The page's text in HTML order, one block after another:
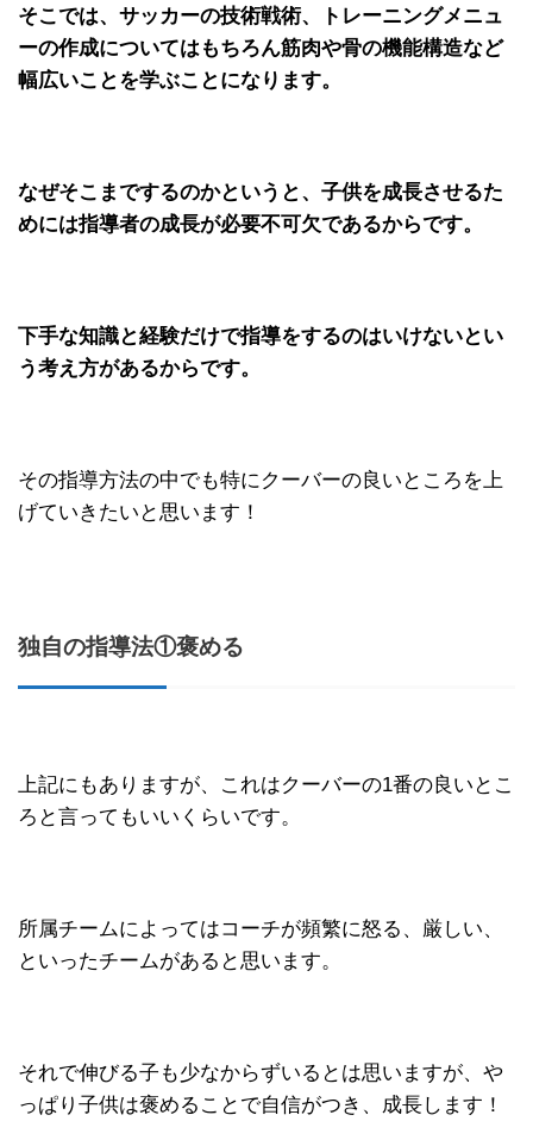
そこでは、サッカーの技術戦術、トレーニングメニュ
ーの作成についてはもちろん筋肉や骨の機能構造など
幅広いことを学ぶことになります。
なぜそこまでするのかというと、子供を成長させるた
めには指導者の成長が必要不可欠であるからです。
下手な知識と経験だけで指導をするのはいけないとい
う考え方があるからです。
その指導方法の中でも特にクーバーの良いところを上
げていきたいと思います！
独自の指導法①褒める
上記にもありますが、これはクーバーの1番の良いとこ
ろと言ってもいいくらいです。
所属チームによってはコーチが頻繁に怒る、厳しい、
といったチームがあると思います。
それで伸びる子も少なからずいるとは思いますが、や
っぱり子供は褒めることで自信がつき、成長します！